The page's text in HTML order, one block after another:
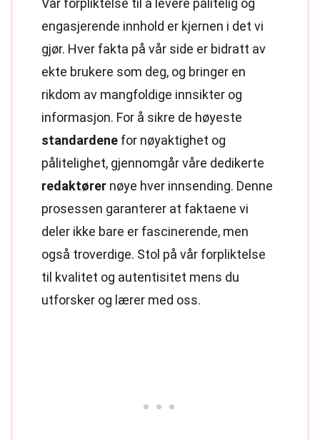
Vår forpliktelse til å levere pålitelig og
engasjerende innhold er kjernen i det vi
gjør. Hver fakta på vår side er bidratt av
ekte brukere som deg, og bringer en
rikdom av mangfoldige innsikter og
informasjon. For å sikre de høyeste
standardene for nøyaktighet og
pålitelighet, gjennomgår våre dedikerte
redaktører nøye hver innsending. Denne
prosessen garanterer at faktaene vi
deler ikke bare er fascinerende, men
også troverdige. Stol på vår forpliktelse
til kvalitet og autentisitet mens du
utforsker og lærer med oss.